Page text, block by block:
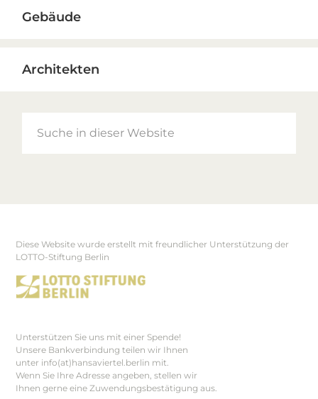
Gebäude
Architekten
Footer
Diese Website wurde erstellt mit freundlicher Unterstützung der
LOTTO-Stiftung Berlin
Unterstützen Sie uns mit einer Spende!
Unsere Bankverbindung teilen wir Ihnen
unter info(at)hansaviertel.berlin mit.
Wenn Sie Ihre Adresse angeben, stellen wir
Ihnen gerne eine Zuwendungsbestätigung aus.